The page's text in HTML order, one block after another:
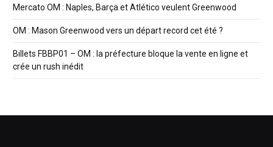
Mercato OM : Naples, Barça et Atlético veulent Greenwood
OM : Mason Greenwood vers un départ record cet été ?
Billets FBBP01 – OM : la préfecture bloque la vente en ligne et
crée un rush inédit